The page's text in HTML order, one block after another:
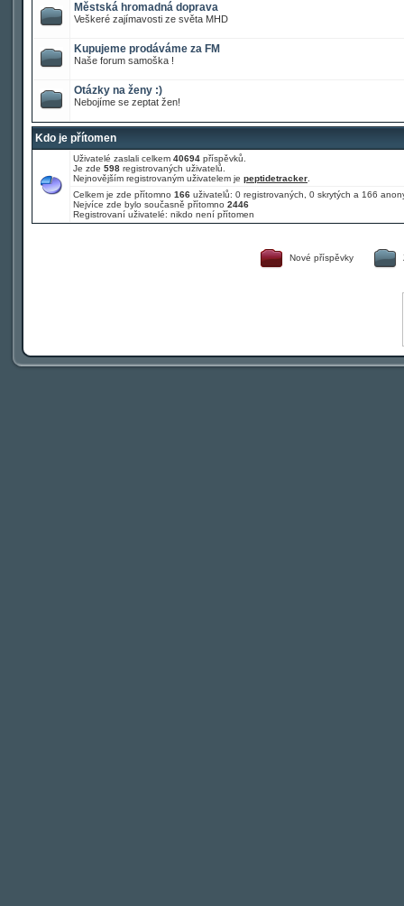
Městská hromadná doprava
Veškeré zajímavosti ze světa MHD
Kupujeme prodáváme za FM
Naše forum samoška !
Otázky na ženy :)
Nebojíme se zeptat žen!
Kdo je přítomen
Uživatelé zaslali celkem 40694 příspěvků.
Je zde 598 registrovaných uživatelů.
Nejnovějším registrovaným uživatelem je peptidetracker
Celkem je zde přítomno 166 uživatelů: 0 registrovaných, 0 skrytých a 166
Nejvíce zde bylo současně přítomno 2446
Registrovaní uživatelé: nikdo není přítomen
Nové příspěvky